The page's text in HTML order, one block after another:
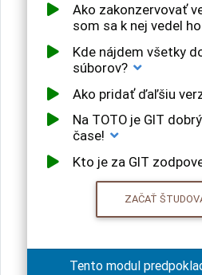
Ako zakonzervovať
som sa k nej vedel
Kde nájdem všetky
súborov?
Ako pridať ďaľšiu
Na TOTO je GIT
čase!
Kto je za GIT
ZAČAŤ
Tento modul